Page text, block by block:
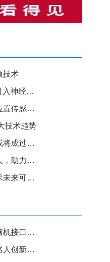
技术
经科学
技巧 | 技术
技术趋势
过去！
手站立行走
首选地位？
术成功开展
置换手术新时代